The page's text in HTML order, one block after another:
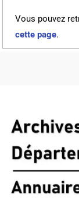
Vous pouvez
cette page.